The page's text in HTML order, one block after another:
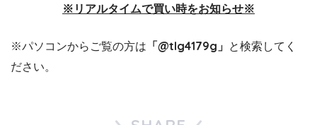
※リアルタイムで買い時をお知らせ※
※パソコンからご覧の方は 「@tlg4179g」 と検索してく
ださい。